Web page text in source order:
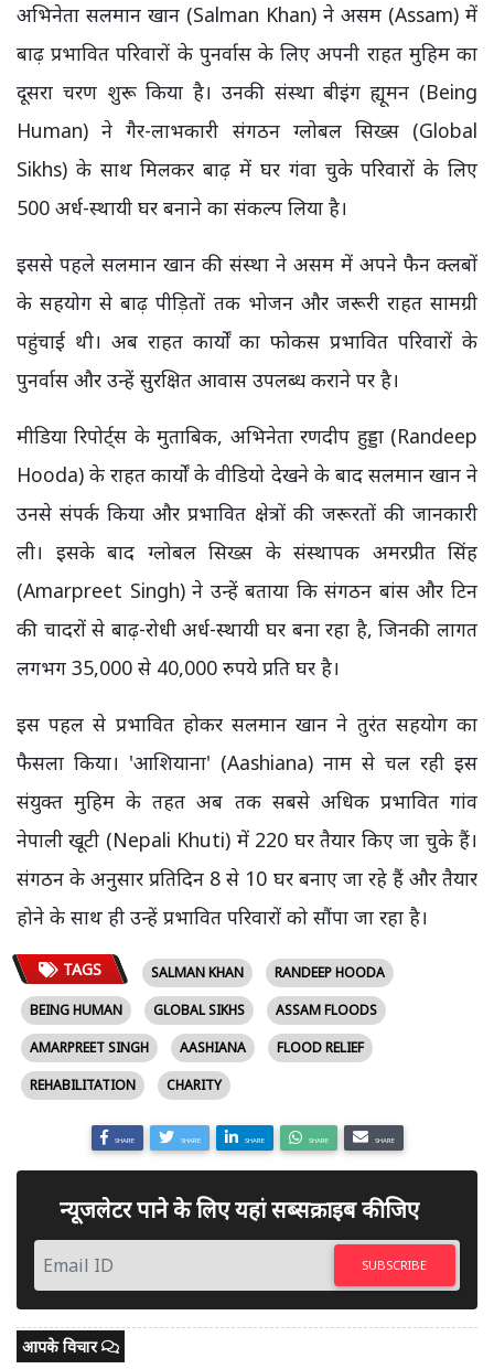
अभिनेता सलमान खान (Salman Khan) ने असम (Assam) में
बाढ़ प्रभावित परिवारों के पुनर्वास के लिए अपनी राहत मुहिम का
दूसरा चरण शुरू किया है। उनकी संस्था बीइंग ह्यूमन (Being
Human) ने गैर-लाभकारी संगठन ग्लोबल सिख्स (Global
Sikhs) के साथ मिलकर बाढ़ में घर गंवा चुके परिवारों के लिए
500 अर्ध-स्थायी घर बनाने का संकल्प लिया है।
इससे पहले सलमान खान की संस्था ने असम में अपने फैन क्लबों
के सहयोग से बाढ़ पीड़ितों तक भोजन और जरूरी राहत सामग्री
पहुंचाई थी। अब राहत कार्यों का फोकस प्रभावित परिवारों के
पुनर्वास और उन्हें सुरक्षित आवास उपलब्ध कराने पर है।
मीडिया रिपोर्ट्स के मुताबिक, अभिनेता रणदीप हुड्डा (Randeep
Hooda) के राहत कार्यों के वीडियो देखने के बाद सलमान खान ने
उनसे संपर्क किया और प्रभावित क्षेत्रों की जरूरतों की जानकारी
ली। इसके बाद ग्लोबल सिख्स के संस्थापक अमरप्रीत सिंह
(Amarpreet Singh) ने उन्हें बताया कि संगठन बांस और टिन
की चादरों से बाढ़-रोधी अर्ध-स्थायी घर बना रहा है, जिनकी लागत
लगभग 35,000 से 40,000 रुपये प्रति घर है।
इस पहल से प्रभावित होकर सलमान खान ने तुरंत सहयोग का
फैसला किया। 'आशियाना' (Aashiana) नाम से चल रही इस
संयुक्त मुहिम के तहत अब तक सबसे अधिक प्रभावित गांव
नेपाली खूटी (Nepali Khuti) में 220 घर तैयार किए जा चुके हैं।
संगठन के अनुसार प्रतिदिन 8 से 10 घर बनाए जा रहे हैं और तैयार
होने के साथ ही उन्हें प्रभावित परिवारों को सौंपा जा रहा है।
TAGS SALMAN KHAN
RANDEEP HOODA
BEING HUMAN
GLOBAL SIKHS
ASSAM FLOODS
AMARPREET SINGH
AASHIANA
FLOOD RELIEF
REHABILITATION
CHARITY
SHARE SHARE SHARE SHARE SHARE
न्यूजलेटर पाने के लिए यहां सब्सक्राइब कीजिए
SUBSCRIBE
आपके विचार